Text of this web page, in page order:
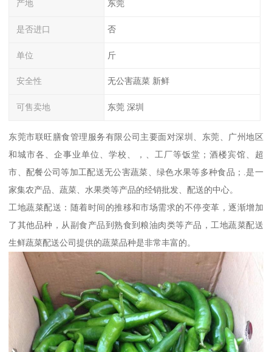
产地 东莞
是否进口 否
单位 斤
安全性 无公害蔬菜 新鲜
可售卖地 东莞 深圳
东莞市联旺膳食管理服务有限公司主要面对深圳、东莞、广州地区
和城市各、企事业单位、学校、，、工厂等饭堂；酒楼宾馆、超
市、配餐公司等加工配送无公害蔬菜、绿色水果等多种食品；.是一
家集农产品、蔬菜、水果类等产品的经销批发、配送的中心。
工地蔬菜配送：随着时间的推移和市场需求的不停变革，逐渐增加
了其他品种，从副食产品到熟食到粮油肉类等产品，工地蔬菜配送
生鲜蔬菜配送公司提供的蔬菜品种是非常丰富的。